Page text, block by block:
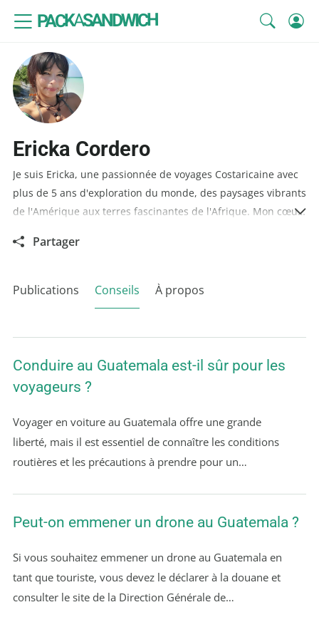
PACKASANDWICH
Ericka Cordero
Je suis Ericka, une passionnée de voyages Costaricaine avec
plus de 5 ans d'exploration du monde, des paysages vibrants
de l'Amérique aux terres fascinantes de l'Afrique. Mon cœur
avec toi les clés pour voyager de manière économique sans
Partager
Publications Conseils À propos
Conduire au Guatemala est-il sûr pour les
voyageurs ?
Voyager en voiture au Guatemala offre une grande
liberté, mais il est essentiel de connaître les conditions
routières et les précautions à prendre pour un…
Peut-on emmener un drone au Guatemala ?
Si vous souhaitez emmener un drone au Guatemala en
tant que touriste, vous devez le déclarer à la douane et
consulter le site de la Direction Générale de…